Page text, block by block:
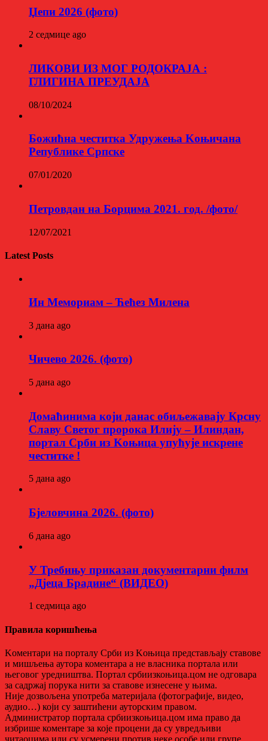
Џепи 2026 (фото)
2 седмице ago
ЛИКОВИ ИЗ МОГ РОДОКРАЈА :
ГЛИГИНА ПРЕУДАЈА
08/10/2024
Божићна честитка Удружења Kоњичана
Републике Српске
07/01/2020
Петровдан на Борцима 2021. год. /фото/
12/07/2021
Latest Posts
Ин Мемориам – Ћећез Милена
3 дана ago
Чичево 2026. (фото)
5 дана ago
Домаћинима који данас обиљежавају Крсну
Славу Светог пророка Илију – Илиндан,
портал Срби из Kоњица упућује искрене
честитке !
5 дана ago
Бјеловчина 2026. (фото)
6 дана ago
У Требињу приказан документарни филм
„Дјеца Брадине“ (ВИДЕО)
1 седмица ago
Правила коришћења
Kоментари на порталу Срби из Kоњица представљају ставове
и мишљења аутора коментара а не власника портала или
његовог уредништва. Портал србиизкоњица.цом не одговара
за садржај порука нити за ставове изнесене у њима.
Није дозвољена употреба материјала (фотографије, видео,
аудио…) који су заштићени ауторским правом.
Администратор портала србиизкоњица.цом има право да
избрише коментаре за које процени да су увредљиви
читаоцима или су усмерени против неке особе или групе.